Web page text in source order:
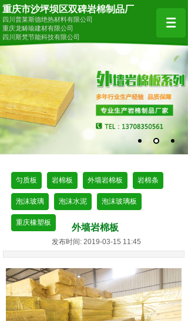
四川普莱斯德绝热材料有限公司
重庆龙畴瑜建材有限公司
四川斯梵节能科技有限公司
重庆市沙坪坝区双碑岩棉制品厂
匀质板 岩棉板 外墙岩棉板 岩棉条
泡沫玻璃 泡沫水泥 泡沫玻璃板
重庆橡塑板 外墙岩棉板
发布时间: 2019-03-15 11:45